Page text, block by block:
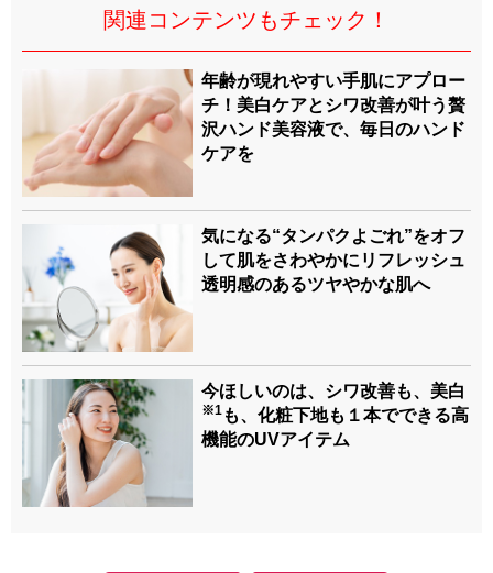
関連コンテンツもチェック！
年齢が現れやすい手肌にアプロー
チ！美白ケアとシワ改善が叶う贅
沢ハンド美容液で、毎日のハンド
ケアを
気になる“タンパクよごれ”をオフ
して肌をさわやかにリフレッシュ
透明感のあるツヤやかな肌へ
今ほしいのは、シワ改善も、美白
※1 も、化粧下地も１本でできる高
機能のUVアイテム